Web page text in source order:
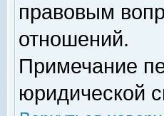
правовым
отношений.
Примечание
юридической